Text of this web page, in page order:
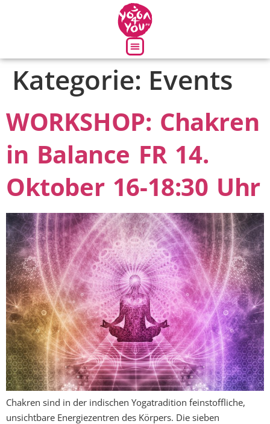
Kategorie: Events
WORKSHOP: Chakren
in Balance FR 14.
Oktober 16-18:30 Uhr
Chakren sind in der indischen Yogatradition feinstoffliche,
unsichtbare Energiezentren des Körpers. Die sieben